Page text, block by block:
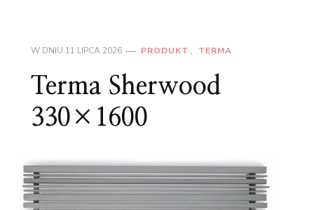
W DNIU 11 LIPCA 2026 PRODUKT TERMA
Terma Sherwood
330×1600